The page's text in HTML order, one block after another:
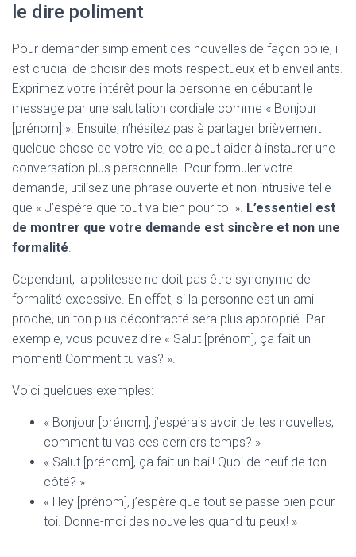
le dire poliment
Pour demander simplement des nouvelles de façon polie, il
est crucial de choisir des mots respectueux et bienveillants.
Exprimez votre intérêt pour la personne en débutant le
message par une salutation cordiale comme « Bonjour
[prénom] ». Ensuite, n’hésitez pas à partager brièvement
quelque chose de votre vie, cela peut aider à instaurer une
conversation plus personnelle. Pour formuler votre
demande, utilisez une phrase ouverte et non intrusive telle
que « J’espère que tout va bien pour toi ». L’essentiel est
de montrer que votre demande est sincère et non une
formalité.
Cependant, la politesse ne doit pas être synonyme de
formalité excessive. En effet, si la personne est un ami
proche, un ton plus décontracté sera plus approprié. Par
exemple, vous pouvez dire « Salut [prénom], ça fait un
moment! Comment tu vas? ».
Voici quelques exemples:
« Bonjour [prénom], j’espérais avoir de tes nouvelles,
comment tu vas ces derniers temps? »
« Salut [prénom], ça fait un bail! Quoi de neuf de ton
côté? »
« Hey [prénom], j’espère que tout se passe bien pour
toi. Donne-moi des nouvelles quand tu peux! »